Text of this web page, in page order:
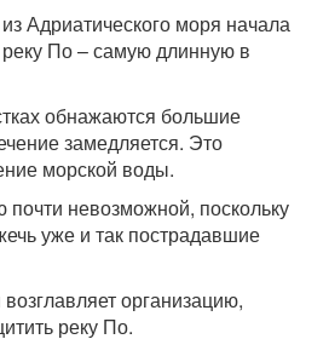
Адриатического моря начала
По – самую длинную в
обнажаются большие
замедляется. Это
морской воды.
почти невозможной, поскольку
уже и так пострадавшие
организацию,
реку По.